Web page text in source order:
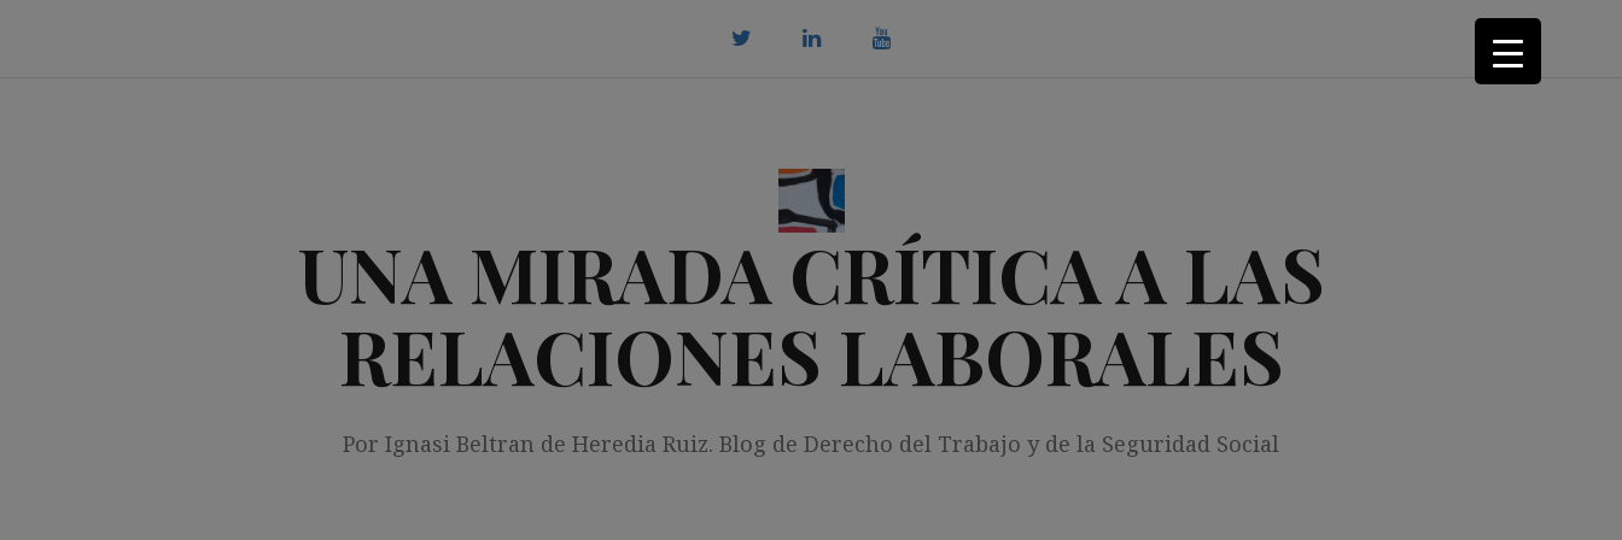
UNA MIRADA CRÍTICA A LAS
RELACIONES LABORALES
Por Ignasi Beltran de Heredia Ruiz. Blog de Derecho del Trabajo y de la Seguridad Social